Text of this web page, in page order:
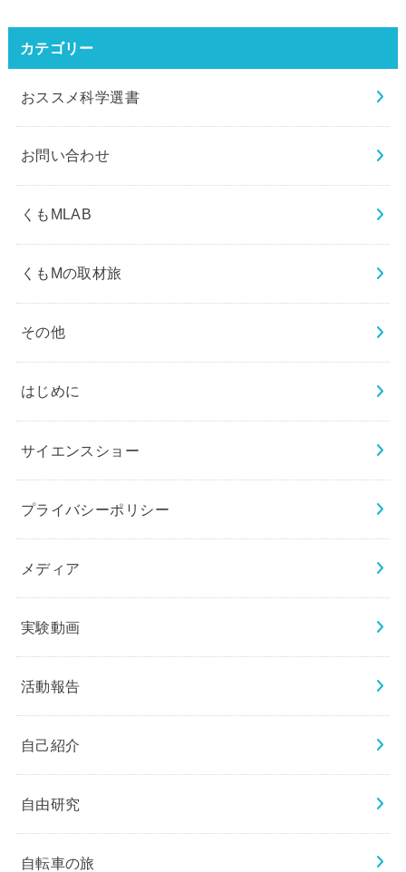
カテゴリー
おススメ科学選書
お問い合わせ
くもMLAB
くもMの取材旅
その他
はじめに
サイエンスショー
プライバシーポリシー
メディア
実験動画
活動報告
自己紹介
自由研究
自転車の旅